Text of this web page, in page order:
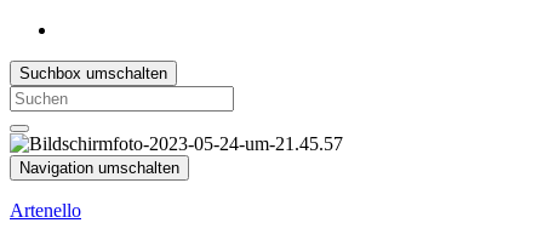
Suchbox umschalten
Search
for:
Navigation umschalten
Artenello